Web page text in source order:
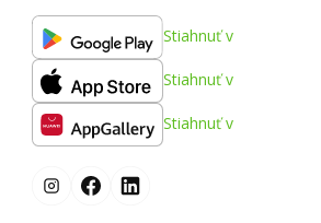
Stiahnuť v
Stiahnuť v
Stiahnuť v